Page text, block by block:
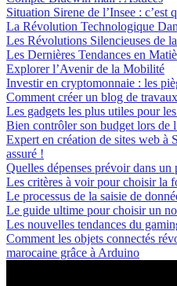
Situation Sirene de l’Insee : c’est
La Révolution Technologique
Les Révolutions Silencieuses de
Les Dernières Tendances en
Explorer l’Avenir de la Mobilité
Investir en cryptomonnaie : les
Comment créer un blog de
Les gadgets les plus utiles pour
Bien contrôler son budget lors de
Expert en création de sites web à
assuré !
Quelles dépenses prévoir dans
Les critères à voir pour choisir la
Le processus de la saisie de
Le guide ultime pour choisir un
Les nouvelles tendances du
Comment les objets connectés
marocaine grâce à Arduino